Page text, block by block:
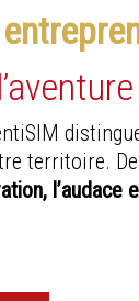
territoire.
l’audace